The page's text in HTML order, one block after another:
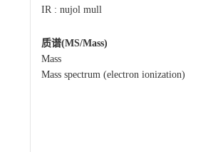
IR : nujol mull
质谱(MS/Mass)
Mass
Mass spectrum (electron ionization)